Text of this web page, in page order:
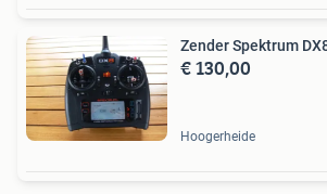
Zender Spektrum
€ 130,00
Hoogerheide